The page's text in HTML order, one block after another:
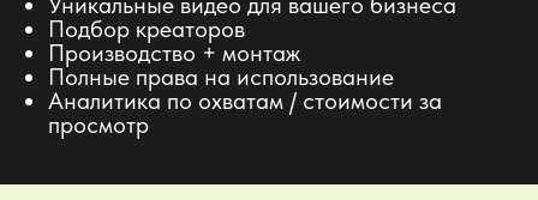
Подбор креаторов
Производство + монтаж
Полные права на использование
Аналитика по охватам / стоимости за
просмотр